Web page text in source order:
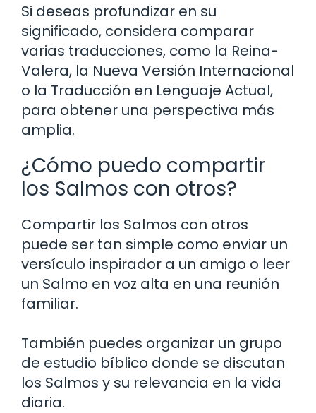
Si deseas profundizar en su
significado, considera comparar
varias traducciones, como la Reina-
Valera, la Nueva Versión Internacional
o la Traducción en Lenguaje Actual,
para obtener una perspectiva más
amplia.
¿Cómo puedo compartir
los Salmos con otros?
Compartir los Salmos con otros
puede ser tan simple como enviar un
versículo inspirador a un amigo o leer
un Salmo en voz alta en una reunión
familiar.
También puedes organizar un grupo
de estudio bíblico donde se discutan
los Salmos y su relevancia en la vida
diaria.